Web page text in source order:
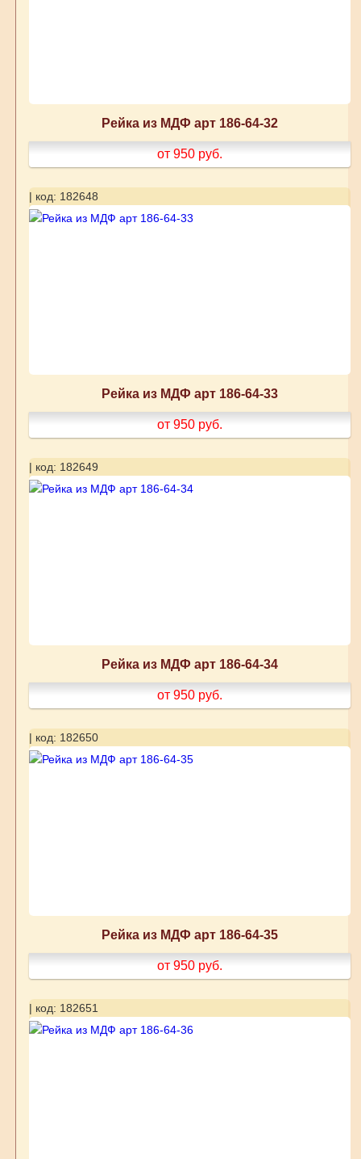
Рейка из МДФ арт 186-64-32
от 950 руб.
| код: 182648
Рейка из МДФ арт 186-64-33
от 950 руб.
| код: 182649
Рейка из МДФ арт 186-64-34
от 950 руб.
| код: 182650
Рейка из МДФ арт 186-64-35
от 950 руб.
| код: 182651